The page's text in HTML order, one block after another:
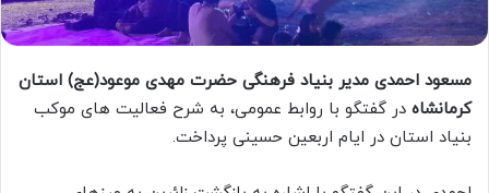
مسعود احمدی مدیر بنیاد فرهنگی حضرت مهدی موعود(عج) استان
کرمانشاه در گفتگو با روابط عمومی، به شرح فعالیت های موکب
بنیاد استان در ایام اربعین حسینی پرداخت.